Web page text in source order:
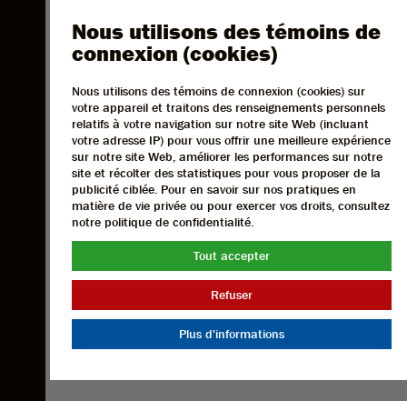
Nous utilisons des témoins de
connexion (cookies)
Nous utilisons des témoins de connexion (cookies) sur
votre appareil et traitons des renseignements personnels
relatifs à votre navigation sur notre site Web (incluant
votre adresse IP) pour vous offrir une meilleure expérience
sur notre site Web, améliorer les performances sur notre
site et récolter des statistiques pour vous proposer de la
publicité ciblée. Pour en savoir sur nos pratiques en
matière de vie privée ou pour exercer vos droits, consultez
notre politique de confidentialité.
Tout accepter
Refuser
Plus d'informations